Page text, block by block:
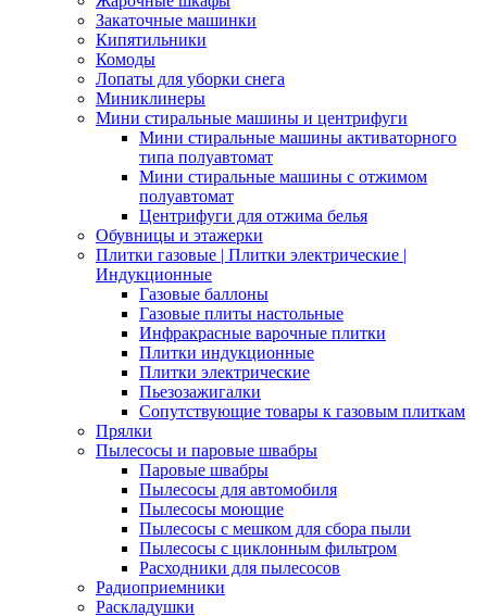
Закаточные машинки
Кипятильники
Комоды
Лопаты для уборки снега
Миниклинеры
Мини стиральные машины и центрифуги
Мини стиральные машины активаторного
типа полуавтомат
Мини стиральные машины с отжимом
полуавтомат
Центрифуги для отжима белья
Обувницы и этажерки
Плитки газовые | Плитки электрические |
Индукционные
Газовые баллоны
Газовые плиты настольные
Инфракрасные варочные плитки
Плитки индукционные
Плитки электрические
Пьезозажигалки
Сопутствующие товары к газовым плиткам
Прялки
Пылесосы и паровые швабры
Паровые швабры
Пылесосы для автомобиля
Пылесосы моющие
Пылесосы с мешком для сбора пыли
Пылесосы с циклонным фильтром
Расходники для пылесосов
Радиоприемники
Раскладушки